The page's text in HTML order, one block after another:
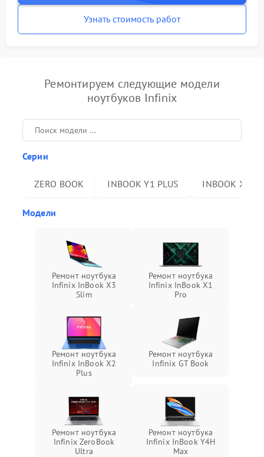
Узнать стоимость работ
Ремонтируем следующие модели
ноутбуков Infinix
Серии
ZERO BOOK INBOOK Y1 PLUS INBOOK X2
Модели
Ремонт ноутбука
Infinix InBook X3
Slim
Ремонт ноутбука
Infinix InBook X1
Pro
Ремонт ноутбука
Infinix InBook X2
Plus
Ремонт ноутбука
Infinix GT Book
Ремонт ноутбука
Infinix ZeroBook
Ultra
Ремонт ноутбука
Infinix InBook Y4H
Max